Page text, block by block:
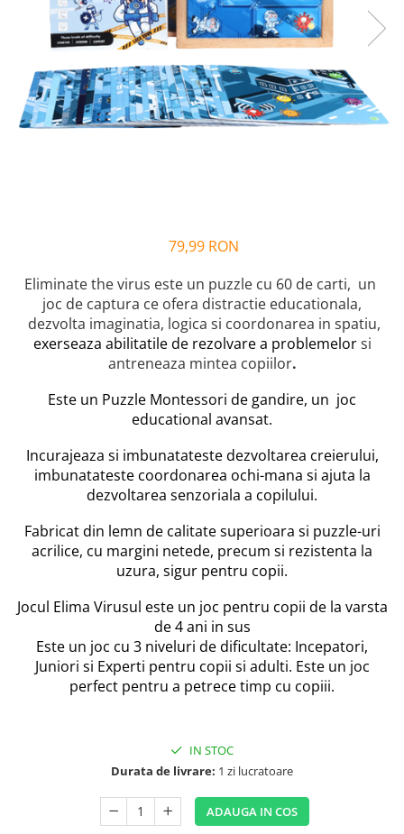
Alfabet si matematica
Jocuri de memorie si inteligenta
Seria Lectia de sanatate
Editura Litera
Editura Galaxia Copiilor
Colectia PIXI
Pisicile Războinice
79,99 RON
Eliminate the virus este un puzzle cu 60 de carti, un
joc de captura ce ofera distractie educationala,
dezvolta imaginatia, logica si coordonarea in spatiu,
exerseaza abilitatile de rezolvare a problemelorsi
antreneaza mintea copiilor.
Este un Puzzle Montessori de gandire, un joc
educational avansat.
Incurajeaza si imbunatateste dezvoltarea creierului,
imbunatateste coordonarea ochi-mana si ajuta la
dezvoltarea senzoriala a copilului.
Fabricat din lemn de calitate superioara si puzzle-uri
acrilice, cu margini netede, precum si rezistenta la
uzura, sigur pentru copii.
Jocul Elima Virusul este un joc pentru copii de la varsta
de 4 ani in sus
Este un joc cu 3 niveluri de dificultate: Incepatori,
Juniori si Experti pentru copii si adulti. Este un joc
perfect pentru a petrece timp cu copiii.
IN STOC
Durata de livrare: 1 zi lucratoare
ADAUGA IN COS